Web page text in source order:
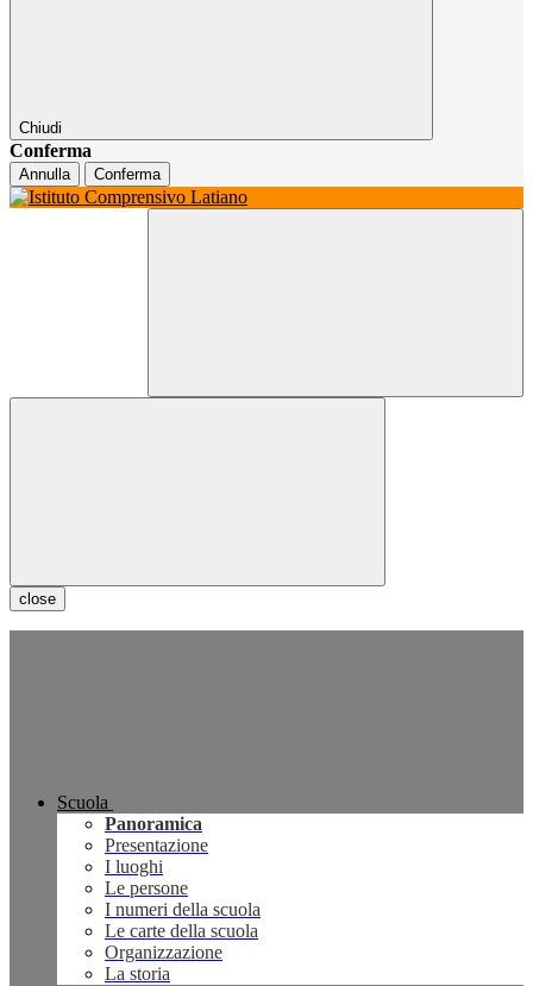
Chiudi
Conferma
Annulla Conferma
close
Scuola
Panoramica
Presentazione
I luoghi
Le persone
I numeri della scuola
Le carte della scuola
Organizzazione
La storia